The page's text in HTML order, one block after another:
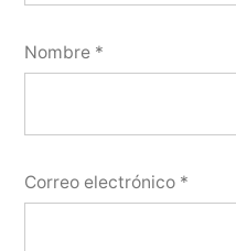
Nombre *
Correo electrónico *